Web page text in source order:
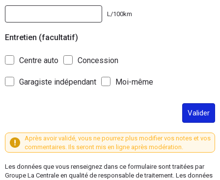
L/100km
Entretien (facultatif)
Centre auto Concession
Garagiste indépendant Moi-même
Valider
Après avoir validé, vous ne pourrez plus modifier vos notes et vos
commentaires. Ils seront mis en ligne après modération.
Les données que vous renseignez dans ce formulaire sont traitées par
Groupe La Centrale en qualité de responsable de traitement. Les données